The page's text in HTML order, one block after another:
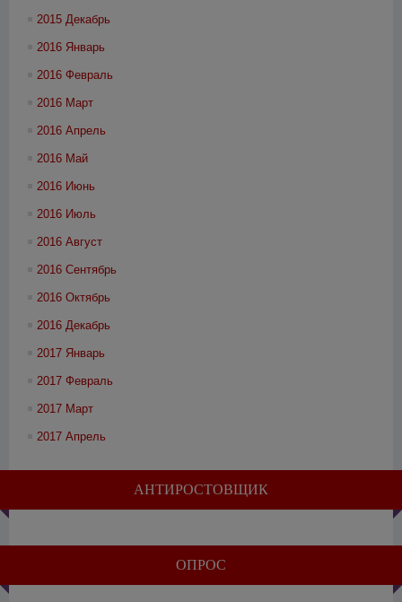
2015 Декабрь
2016 Январь
2016 Февраль
2016 Март
2016 Апрель
2016 Май
2016 Июнь
2016 Июль
2016 Август
2016 Сентябрь
2016 Октябрь
2016 Декабрь
2017 Январь
2017 Февраль
2017 Март
2017 Апрель
АНТИРОСТОВЩИК
ОПРОС